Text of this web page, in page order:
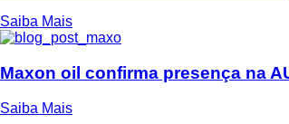
Saiba Mais
Maxon oil confirma presença na
Saiba Mais